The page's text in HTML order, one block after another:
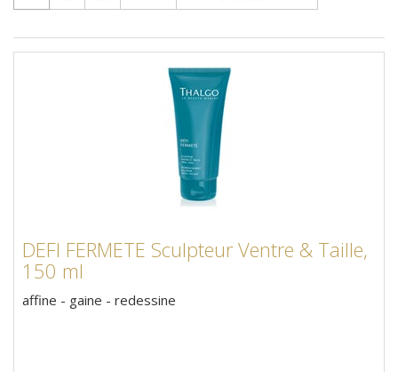
DEFI FERMETE Sculpteur Ventre & Taille,
150 ml
affine - gaine - redessine